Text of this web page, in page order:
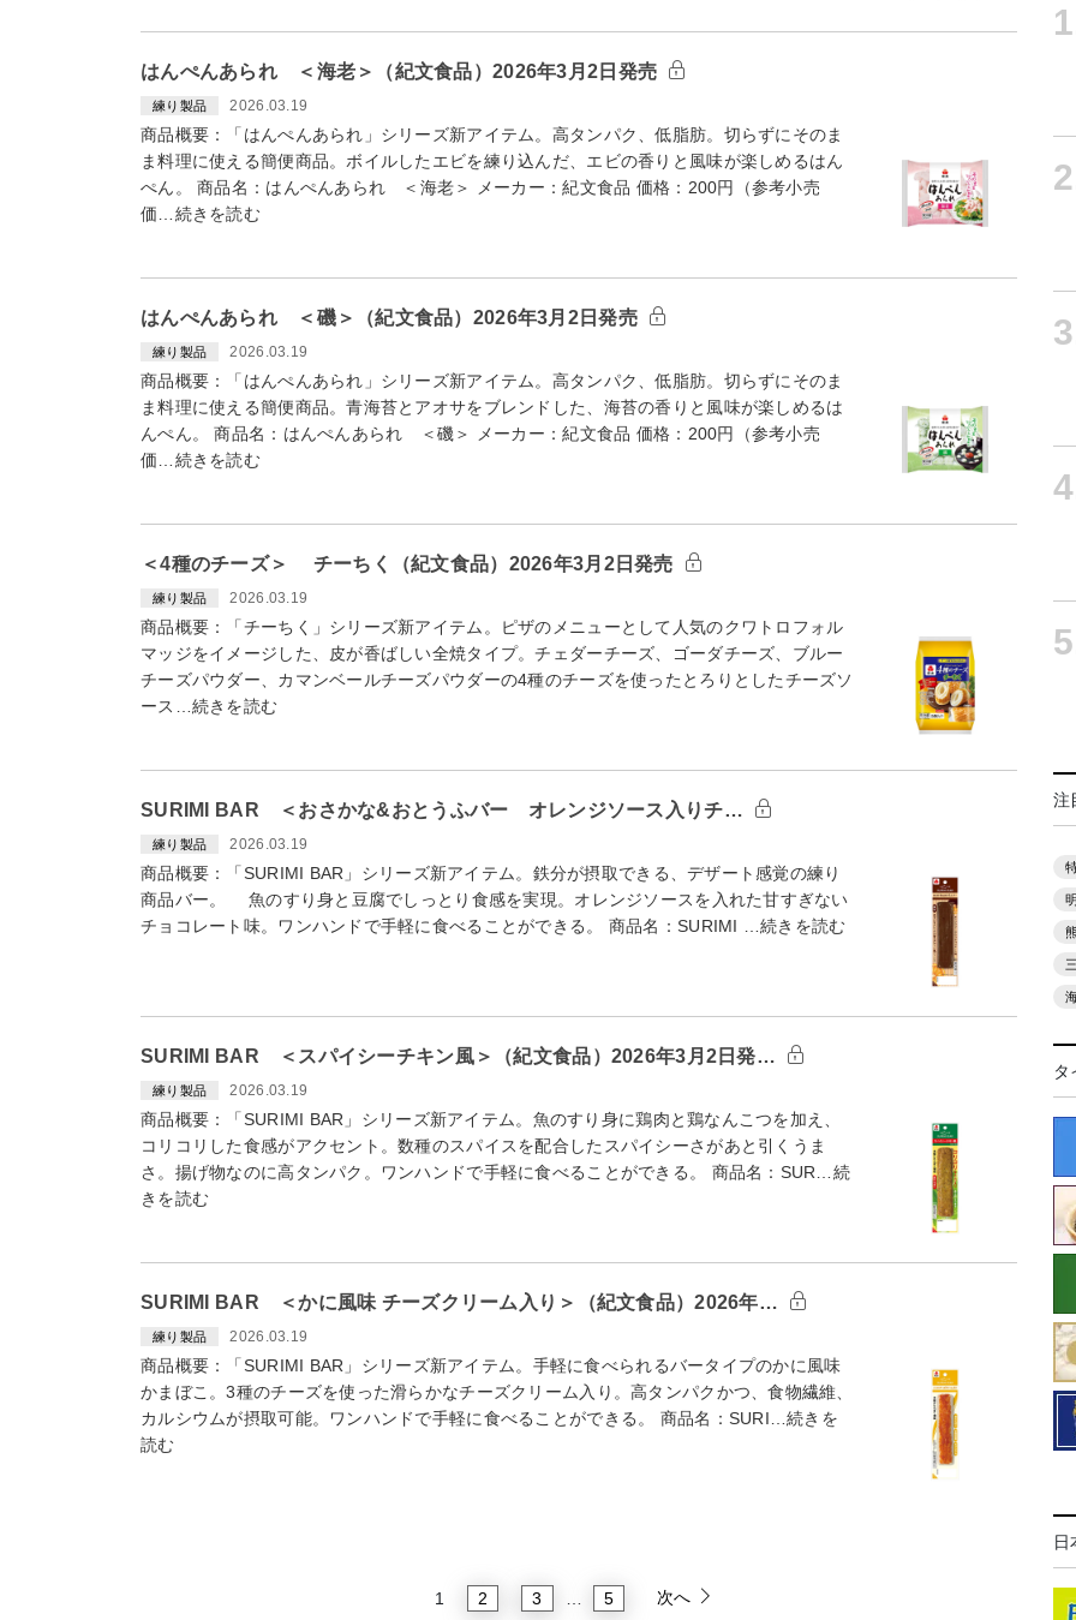
はんぺんあられ ＜海老＞（紀文食品）2026年3月2日発売
練り製品 2026.03.19
商品概要：「はんぺんあられ」シリーズ新アイテム。高タンパク、低脂肪。切らずにそのま
ま料理に使える簡便商品。ボイルしたエビを練り込んだ、エビの香りと風味が楽しめるはん
ぺん。 商品名：はんぺんあられ ＜海老＞ メーカー：紀文食品 価格：200円（参考小売
価…続きを読む
はんぺんあられ ＜磯＞（紀文食品）2026年3月2日発売
練り製品 2026.03.19
商品概要：「はんぺんあられ」シリーズ新アイテム。高タンパク、低脂肪。切らずにそのま
ま料理に使える簡便商品。青海苔とアオサをブレンドした、海苔の香りと風味が楽しめるは
んぺん。 商品名：はんぺんあられ ＜磯＞ メーカー：紀文食品 価格：200円（参考小売
価…続きを読む
＜4種のチーズ＞ チーちく（紀文食品）2026年3月2日発売
練り製品 2026.03.19
商品概要：「チーちく」シリーズ新アイテム。ピザのメニューとして人気のクワトロフォル
マッジをイメージした、皮が香ばしい全焼タイプ。チェダーチーズ、ゴーダチーズ、ブルー
チーズパウダー、カマンベールチーズパウダーの4種のチーズを使ったとろりとしたチーズソ
ース…続きを読む
SURIMI BAR ＜おさかな&おとうふバー オレンジソース入りチ…
練り製品 2026.03.19
商品概要：「SURIMI BAR」シリーズ新アイテム。鉄分が摂取できる、デザート感覚の練り
商品バー。 魚のすり身と豆腐でしっとり食感を実現。オレンジソースを入れた甘すぎない
チョコレート味。ワンハンドで手軽に食べることができる。 商品名：SURIMI …続きを読む
SURIMI BAR ＜スパイシーチキン風＞（紀文食品）2026年3月2日発…
練り製品 2026.03.19
商品概要：「SURIMI BAR」シリーズ新アイテム。魚のすり身に鶏肉と鶏なんこつを加え、
コリコリした食感がアクセント。数種のスパイスを配合したスパイシーさがあと引くうま
さ。揚げ物なのに高タンパク。ワンハンドで手軽に食べることができる。 商品名：SUR…続
きを読む
SURIMI BAR ＜かに風味 チーズクリーム入り＞（紀文食品）2026年…
練り製品 2026.03.19
商品概要：「SURIMI BAR」シリーズ新アイテム。手軽に食べられるバータイプのかに風味
かまぼこ。3種のチーズを使った滑らかなチーズクリーム入り。高タンパクかつ、食物繊維、
カルシウムが摂取可能。ワンハンドで手軽に食べることができる。 商品名：SURI…続きを
読む
1 2 3 5 次へ
注
タ
日